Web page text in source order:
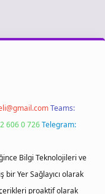
Teams:
606 0 726Telegram:
Bilgi Teknolojileri ve
bir Yer Sağlayıcı olarak
proaktif olarak